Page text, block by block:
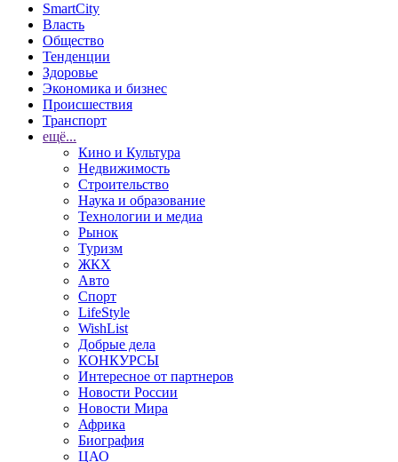
SmartCity
Власть
Общество
Тенденции
Здоровье
Экономика и бизнес
Происшествия
Транспорт
ещё...
Кино и Культура
Недвижимость
Строительство
Наука и образование
Технологии и медиа
Рынок
Туризм
ЖКХ
Авто
Спорт
LifeStyle
WishList
Добрые дела
КОНКУРСЫ
Интересное от партнеров
Новости России
Новости Мира
Африка
Биография
ЦАО